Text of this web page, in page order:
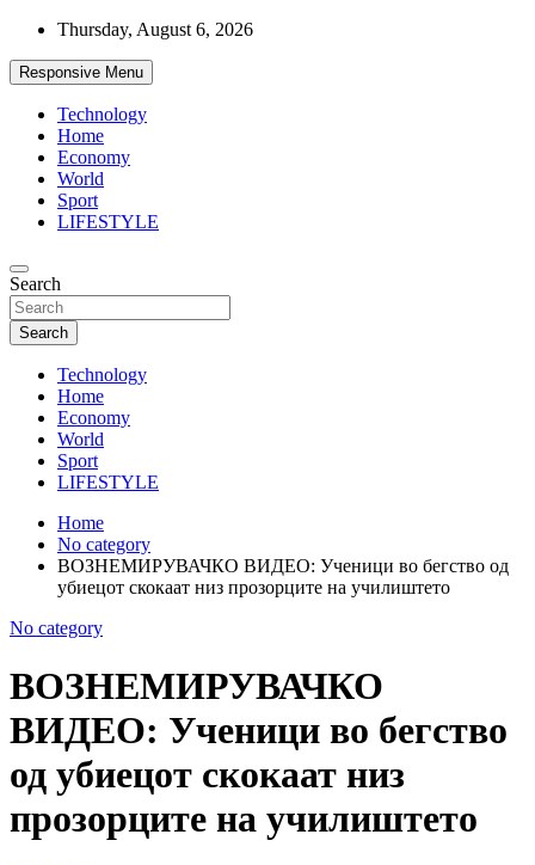
Skip
content
Thursday, August 6, 2026
Responsive Menu
Technology
Home
Economy
World
Sport
LIFESTYLE
d7-news.com
News
Search
Search
Technology
Home
Economy
World
Sport
LIFESTYLE
Home
No category
ВОЗНЕМИРУВАЧКО ВИДЕО: Ученици во бегство од
убиецот скокаат низ прозорците на училиштето
No category
ВОЗНЕМИРУВАЧКО
ВИДЕО: Ученици во бегство
од убиецот скокаат низ
прозорците на училиштето